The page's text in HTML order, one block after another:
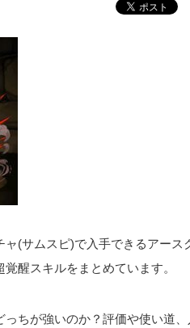
(サムスピ)で入手できるアース
醒スキルをまとめています。
ちが強いのか？評価や使い道